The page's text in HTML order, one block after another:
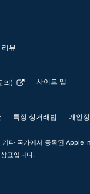
리뷰
의) 사이트 맵
특정 상거래법 개인
타 국가에서 등록된 Apple
표입니다.